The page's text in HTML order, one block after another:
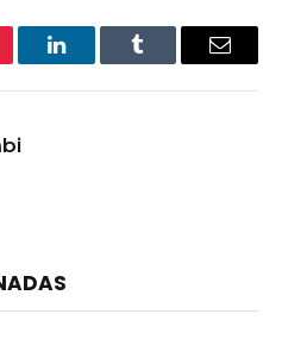
LinkedInTumblr Email